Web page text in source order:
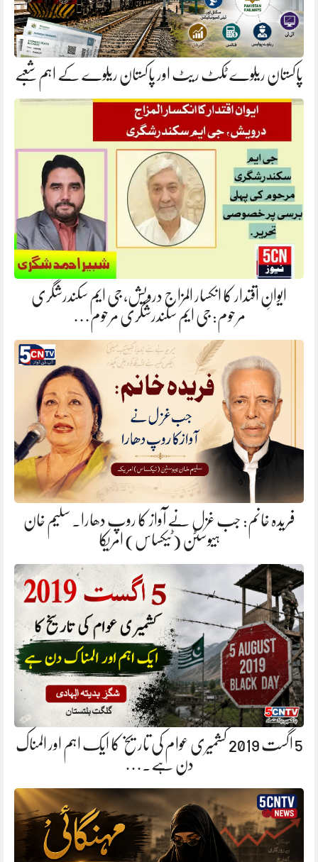
پاکستان ریلوے ٹکٹ ریٹ اور پاکستان ریلوے کے اہم شعبے
ایوانِ اقتدار کا انکسار المزاج درویش، جی ایم سکندرشگری
مرحوم: جی ایم سکندرشگری مرحوم…
فریدہ خانم: جب غزل نے آواز کا روپ دھارا. سلیم خان
ہیوسٹن (ٹیکساس) امریکا
5 اگست 2019 کشمیری عوام کی تاریخ کا ایک اہم اور المناک
دن ہے.…